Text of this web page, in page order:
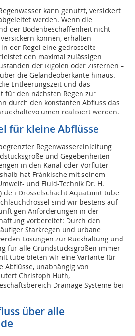
kann genutzt, versickert
werden. Wenn die
der Bodenbeschaffenheit nicht
können, erhalten
der Regel eine gedrosselte
den maximal zulässigen
der Rigolen oder Zisternen –
die Geländeoberkante hinaus.
Entleerungszeit und das
für den nächsten Regen zur
durch den konstanten Abfluss das
realisiert werden.
für kleine Abflüsse
Regenwassereinleitung
und Gegebenheiten –
in den Kanal oder Vorfluter
hat Fränkische mit seinem
und Fluid-Technik Dr. H.
den Drosselschacht AquaLimit tube
sind wir bestens auf
Anforderungen in der
vorbereitet: Durch den
Starkregen und urbane
Lösungen zur Rückhaltung und
für alle Grundstücksgrößen immer
tube bieten wir eine Variante für
Abflüsse, unabhängig von
Christoph Huth,
Drainage Systeme bei
über alle